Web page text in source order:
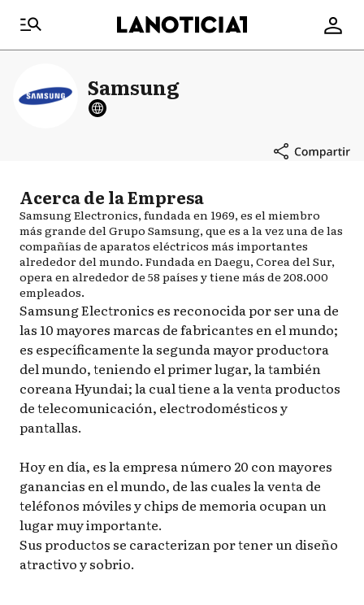
Samsung
Acerca de la Empresa
Samsung Electronics, fundada en 1969, es el miembro
más grande del Grupo Samsung, que es a la vez una de las
compañías de aparatos eléctricos más importantes
alrededor del mundo. Fundada en Daegu, Corea del Sur,
opera en alrededor de 58 países y tiene más de 208.000
empleados.
Samsung Electronics es reconocida por ser una de
las 10 mayores marcas de fabricantes en el mundo;
es específicamente la segunda mayor productora
del mundo, teniendo el primer lugar, la también
coreana Hyundai; la cual tiene a la venta productos
de telecomunicación, electrodomésticos y
pantallas.
Hoy en día, es la empresa número 20 con mayores
ganancias en el mundo, de las cuales la venta de
teléfonos móviles y chips de memoria ocupan un
lugar muy importante.
Sus productos se caracterizan por tener un diseño
atractivo y sobrio.